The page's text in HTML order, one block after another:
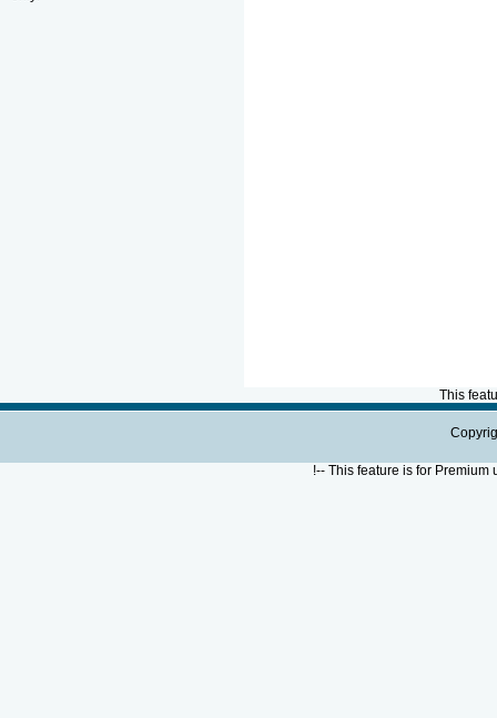
This
!--This feature is for Premium